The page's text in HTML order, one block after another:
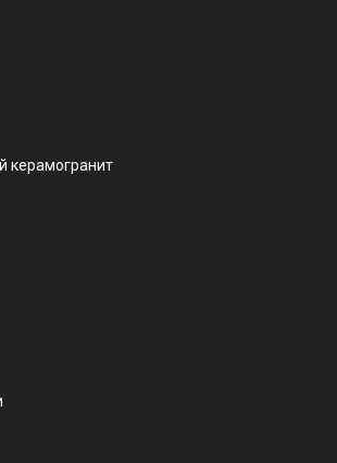
керамогранит